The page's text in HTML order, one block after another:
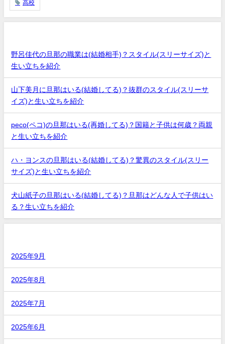
高校
野呂佳代の旦那の職業は(結婚相手)？スタイル(スリーサイズ)と
生い立ちを紹介
山下美月に旦那はいる(結婚してる)？抜群のスタイル(スリーサ
イズ)と生い立ちを紹介
peco(ペコ)の旦那はいる(再婚してる)？国籍と子供は何歳？両親
と生い立ちを紹介
ハ・ヨンスの旦那はいる(結婚してる)？驚異のスタイル(スリー
サイズ)と生い立ちを紹介
犬山紙子の旦那はいる(結婚してる)？旦那はどんな人で子供はい
る？生い立ちを紹介
2025年9月
2025年8月
2025年7月
2025年6月